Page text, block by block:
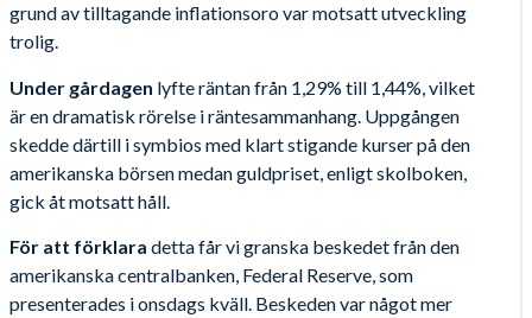
grund av tilltagande inflationsoro var motsatt utveckling
trolig.
Under gårdagen lyfte räntan från 1,29% till 1,44%, vilket
är en dramatisk rörelse i räntesammanhang. Uppgången
skedde därtill i symbios med klart stigande kurser på den
amerikanska börsen medan guldpriset, enligt skolboken,
gick åt motsatt håll.
För att förklara detta får vi granska beskedet från den
amerikanska centralbanken, Federal Reserve, som
presenterades i onsdags kväll. Beskeden var något mer